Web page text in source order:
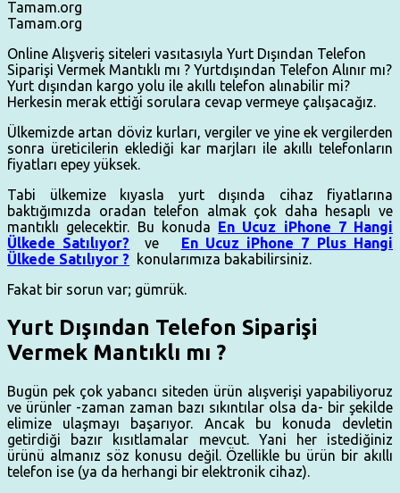
Tamam.org
Tamam.org
Online Alışveriş siteleri vasıtasıyla Yurt Dışından Telefon
Siparişi Vermek Mantıklı mı ? Yurtdışından Telefon Alınır mı?
Yurt dışından kargo yolu ile akıllı telefon alınabilir mi?
Herkesin merak ettiği sorulara cevap vermeye çalışacağız.
Ülkemizde artan döviz kurları, vergiler ve yine ek vergilerden
sonra üreticilerin eklediği kar marjları ile akıllı telefonların
fiyatları epey yüksek.
Tabi ülkemize kıyasla yurt dışında cihaz fiyatlarına
baktığımızda oradan telefon almak çok daha hesaplı ve
mantıklı gelecektir. Bu konuda
En Ucuz iPhone 7 Hangi
Ülkede Satılıyor? ve
En Ucuz iPhone 7 Plus Hangi
Ülkede Satılıyor ? konularımıza bakabilirsiniz.
Fakat bir sorun var; gümrük.
Yurt Dışından Telefon Siparişi
Vermek Mantıklı mı ?
Bugün pek çok yabancı siteden ürün alışverişi yapabiliyoruz
ve ürünler -zaman zaman bazı sıkıntılar olsa da- bir şekilde
elimize ulaşmayı başarıyor. Ancak bu konuda devletin
getirdiği bazır kısıtlamalar mevcut. Yani her istediğiniz
ürünü almanız söz konusu değil. Özellikle bu ürün bir akıllı
telefon ise (ya da herhangi bir elektronik cihaz).